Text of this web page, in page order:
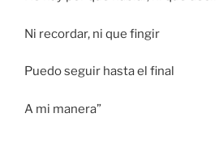
Ni recordar, ni que fingir
Puedo seguir hasta el final
A mi manera”